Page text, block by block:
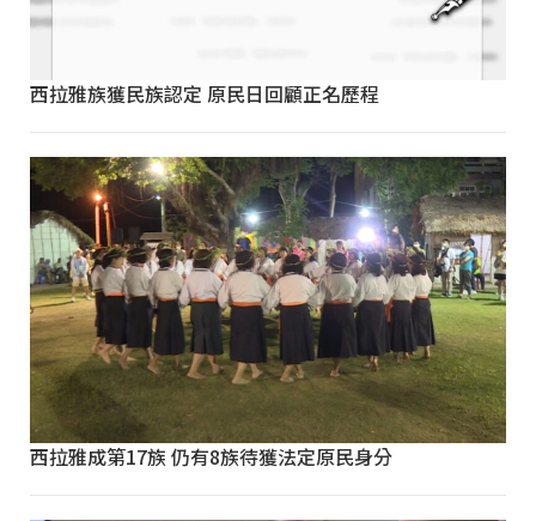
西拉雅族獲民族認定 原民日回顧正名歷程
西拉雅成第17族 仍有8族待獲法定原民身分